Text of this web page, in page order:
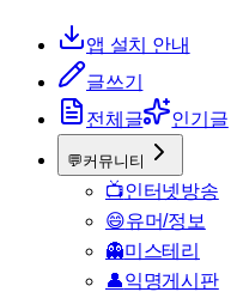
앱 설치 안내
글쓰기
전체글
인기글
💬커뮤니티
📺인터넷방송
😄유머/정보
👻미스테리
👤익명게시판